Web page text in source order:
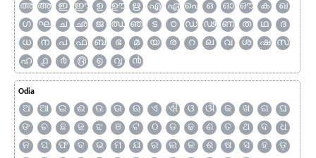
അ ആ ഇ ഈ ഉ ഊ ഋ എ ഏ ഐ ഒ ഓ ഔ ക
ഖ
ഗ
ഘ ച ഛ ജ ഝ ഞ ട ഠ ഡ ഢ ണ ത ഥ
ദ
ധ
ന പ ഫ ബ ഭ മ യ ര റ ല വ ശ ഷ
സ
ഹ
൧ ൪ ൫ ൭ ൮ ൯
Odia
ଅ ଆ ଇ ଈ ଉ ଊ ଋ ଏ ଐ ଓ ଔ କ ଖ ଗ
ଘ
ଙ
ଚ ଛ ଜ ଝ ଞ ଟ ଠ ଡ ଢ ଣ ତ ଥ ଦ
ଧ
ନ
ପ ଫ ବ ଭ ମ ଯ ର ଲ ଳ ଶ ଷ ସ ହ
ଡ଼